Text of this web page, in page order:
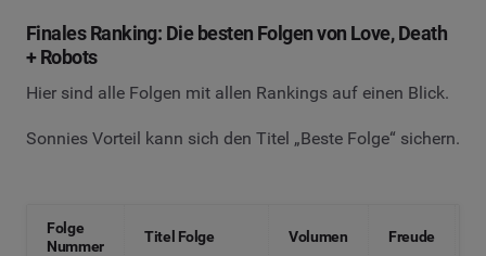
Finales Ranking: Die besten Folgen von Love, Death
+ Robots
Hier sind alle Folgen mit allen Rankings auf einen Blick.
Sonnies Vorteil kann sich den Titel „Beste Folge“ sichern.
Folge
Nummer
Titel Folge Volumen Freude